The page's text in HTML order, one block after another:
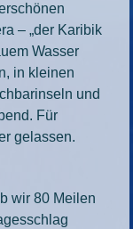
– „der Karibik
Wasser
in kleinen
und
Für
gelassen.
wir 80 Meilen